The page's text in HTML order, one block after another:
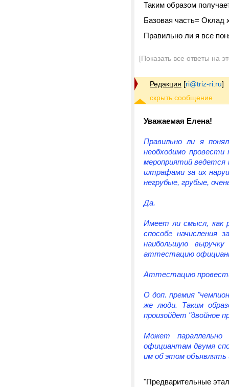
Таким образом
Базовая часть= Оклад
Правильно ли я все
[Показать все ответы на
Редакция [ri@triz-ri.ru]
Уважаемая Елена!
Правильно ли я
необходимо
мероприятий ведется
штрафами за их
негрубые, грубые,
Да.
Имеет ли смысл, как
способе начисления
наибольшую
аттестацию
Аттестацию
О доп. премия
же люди. Таким
произойдет "двойное
Может
официантам двумя
им об этом
"Предварительные